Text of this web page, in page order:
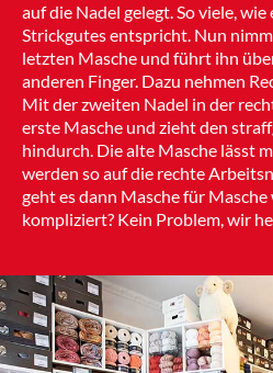
auf die Nadel gelegt. So viele, wie
Strickgutes entspricht. Nun
letzten Masche und führt ihn
anderen Finger. Dazu nehmen
Mit der zweiten Nadel in der
erste Masche und zieht den
hindurch. Die alte Masche lässt
werden so auf die rechte
geht es dann Masche für
kompliziert? Kein Problem, wir